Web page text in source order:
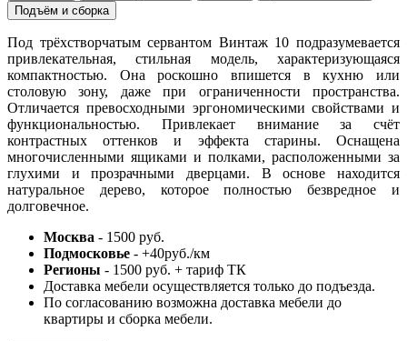
Подъём и сборка
Под трёхстворчатым сервантом Винтаж 10 подразумевается
привлекательная, стильная модель, характеризующаяся
компактностью. Она роскошно впишется в кухню или
столовую зону, даже при ограниченности пространства.
Отличается превосходными эргономическими свойствами и
функциональностью. Привлекает внимание за счёт
контрастных оттенков и эффекта старины. Оснащена
многочисленными ящиками и полками, расположенными за
глухими и прозрачными дверцами. В основе находится
натуральное дерево, которое полностью безвредное и
долговечное.
Москва - 1500 руб.
Подмосковье - +40руб./км
Регионы - 1500 руб. + тариф ТК
Доставка мебели осуществляется только до подъезда.
По согласованию возможна доставка мебели до
квартиры и сборка мебели.